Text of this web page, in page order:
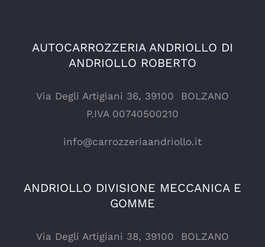
AUTOCARROZZERIA ANDRIOLLO DI
ANDRIOLLO ROBERTO
Via Degli Artigiani 36, 39100 BOLZANO
P.IVA 00740500210
info@carrozzeriaandriollo.it
ANDRIOLLO DIVISIONE MECCANICA E
GOMME
Via Degli Artigiani 38, 39100 BOLZANO